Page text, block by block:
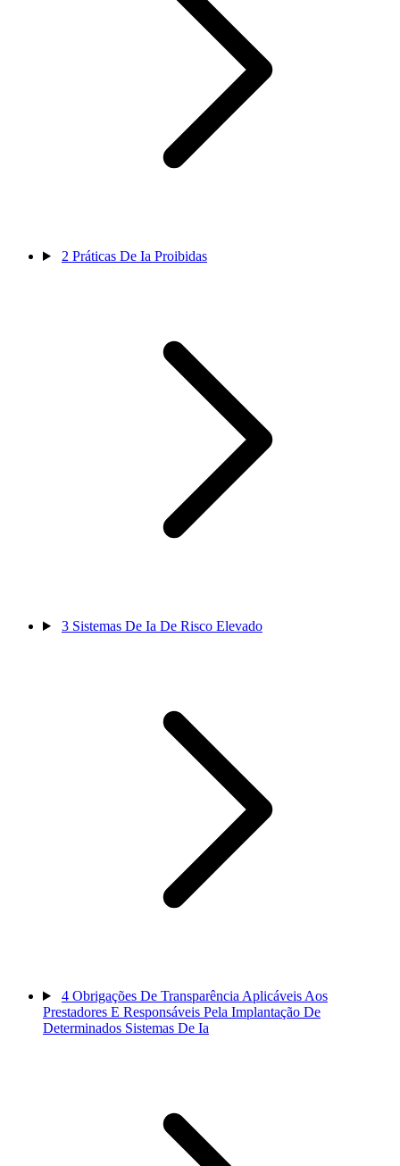
2 Práticas De Ia Proibidas
3 Sistemas De Ia De Risco Elevado
4 Obrigações De Transparência Aplicáveis Aos
Prestadores E Responsáveis Pela Implantação De
Determinados Sistemas De Ia